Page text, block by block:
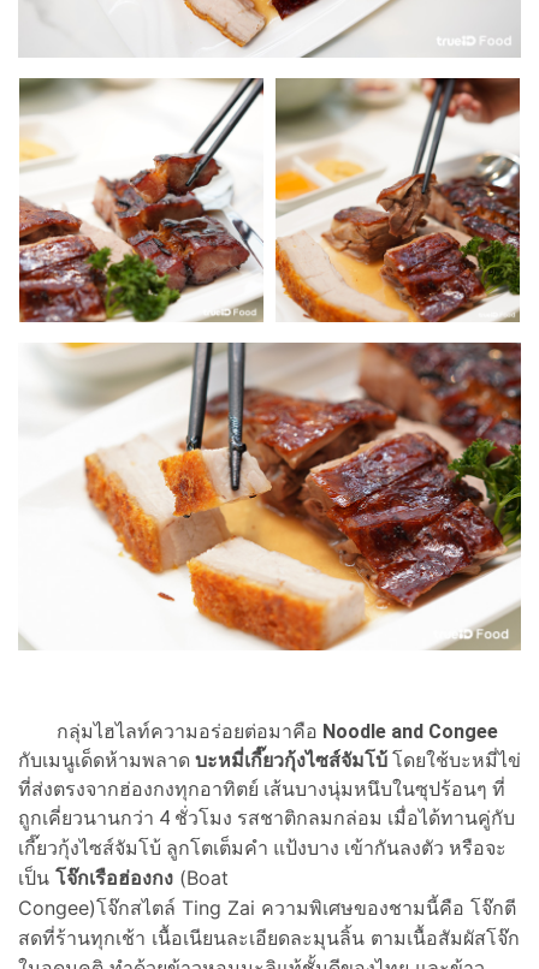
กลุ่มไฮไลท์ความอร่อยต่อมาคือ Noodle and Congee
กับเมนูเด็ดห้ามพลาด บะหมี่เกี๊ยวกุ้งไซส์จัมโบ้ โดยใช้บะหมี่ไข่
ที่ส่งตรงจากฮ่องกงทุกอาทิตย์ เส้นบางนุ่มหนึบในซุปร้อนๆ ที่
ถูกเคี่ยวนานกว่า 4 ชั่วโมง รสชาติกลมกล่อม เมื่อได้ทานคู่กับ
เกี๊ยวกุ้งไซส์จัมโบ้ ลูกโตเต็มคำ แป้งบาง เข้ากันลงตัว หรือจะ
เป็น โจ๊กเรือฮ่องกง (Boat
Congee)โจ๊กสไตล์ Ting Zai ความพิเศษของชามนี้คือ โจ๊กตี
สดที่ร้านทุกเช้า เนื้อเนียนละเอียดละมุนลิ้น ตามเนื้อสัมผัสโจ๊ก